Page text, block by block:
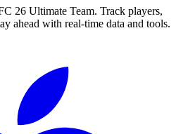
26 Ultimate Team. Track players,
ahead with real-time data and tools.